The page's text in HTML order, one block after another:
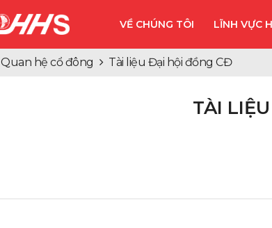
VỀ CHÚNG TÔI LĨNH VỰC
Quan hệ cổ đông Tài liệu Đại hội đồng CĐ
TÀI